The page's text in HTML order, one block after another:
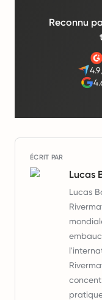
Reconnu
ÉCRIT PAR
Lucas
Lucas